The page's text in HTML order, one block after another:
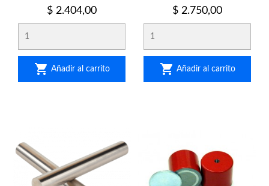
Precio
$ 2.404,00
 Añadir al carrito
Precio
$ 2.750,00
 Añadir al carrito